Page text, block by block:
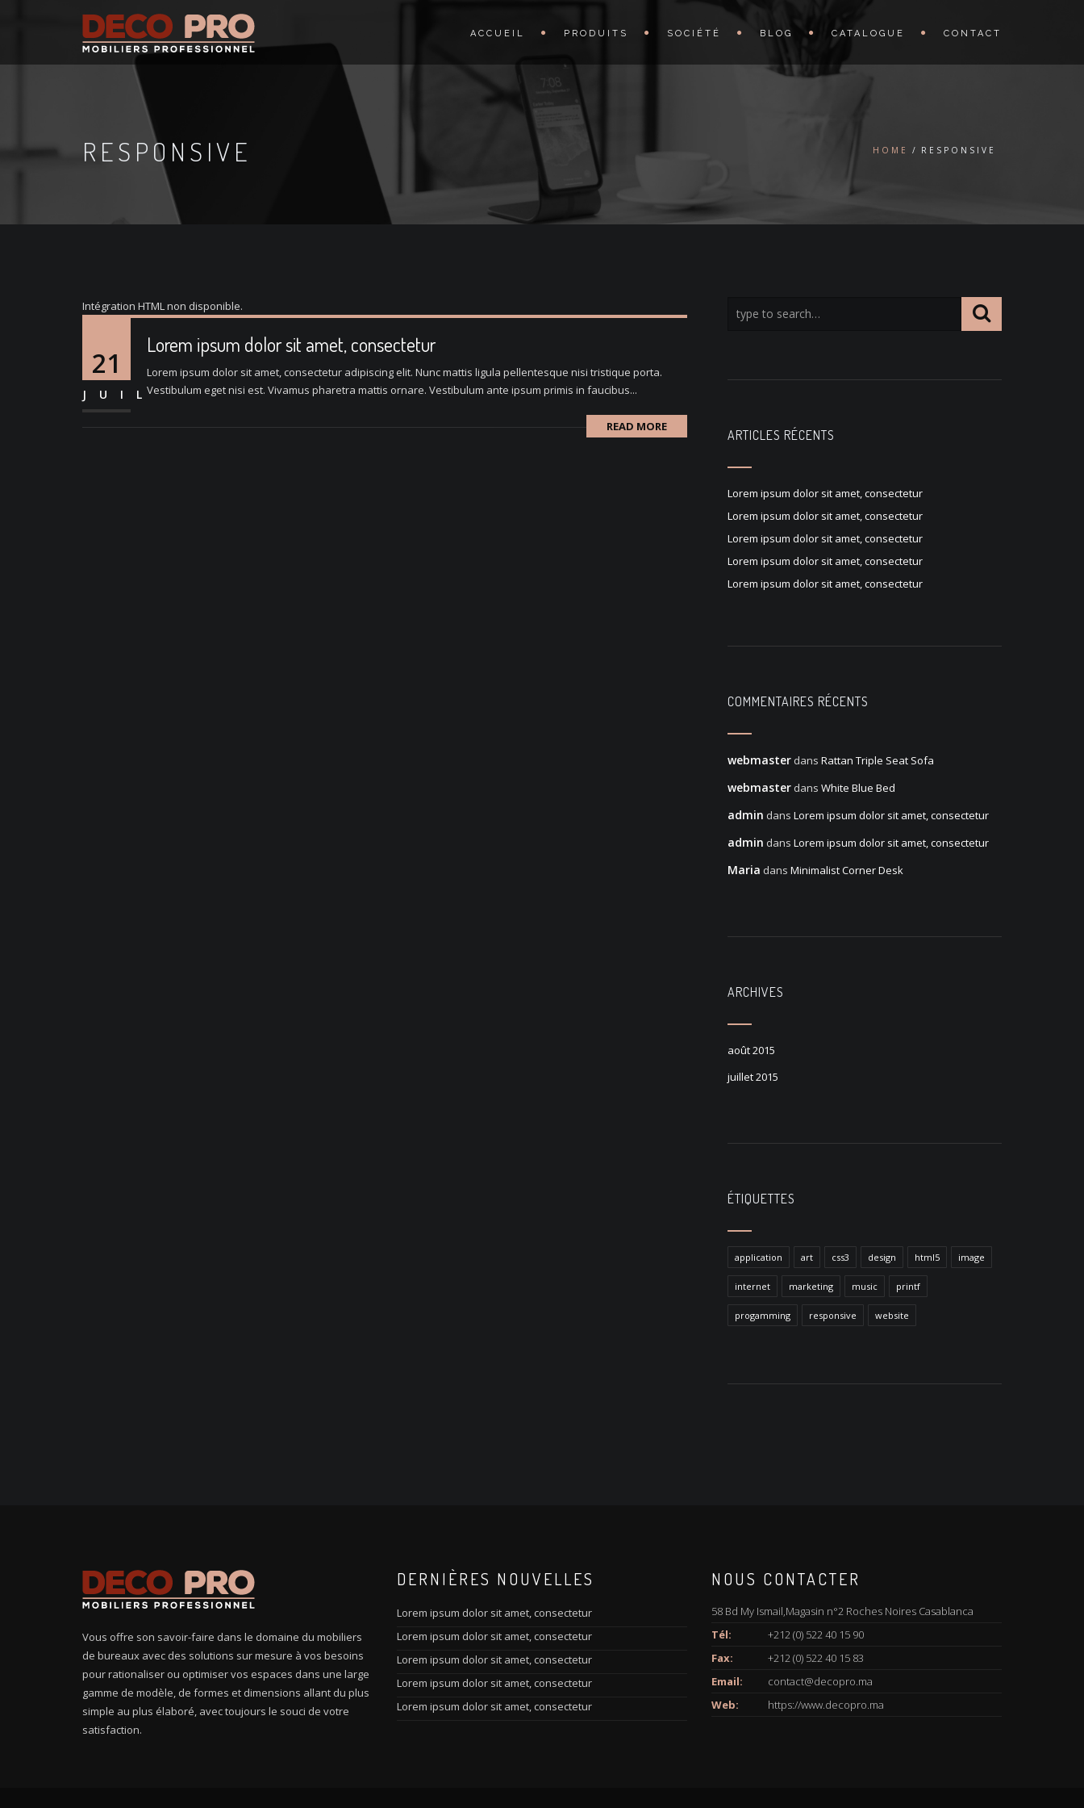
ACCUEIL PRODUITS SOCIÉTÉ BLOG CATALOGUE CONTACT
RESPONSIVE HOME RESPONSIVE
Intégration HTML non disponible.
21
JUIL
Lorem ipsum dolor sit amet, consectetur
Lorem ipsum dolor sit amet, consectetur adipiscing elit. Nunc mattis ligula pellentesque nisi tristique porta.
Vestibulum eget nisi est. Vivamus pharetra mattis ornare. Vestibulum ante ipsum primis in faucibus...
READ MORE
ARTICLES RÉCENTS
Lorem ipsum dolor sit amet, consectetur
Lorem ipsum dolor sit amet, consectetur
Lorem ipsum dolor sit amet, consectetur
Lorem ipsum dolor sit amet, consectetur
Lorem ipsum dolor sit amet, consectetur
COMMENTAIRES RÉCENTS
webmaster dans Rattan Triple Seat Sofa
webmaster dans White Blue Bed
admin dans Lorem ipsum dolor sit amet, consectetur
admin dans Lorem ipsum dolor sit amet, consectetur
Maria dans Minimalist Corner Desk
ARCHIVES
août 2015
juillet 2015
ÉTIQUETTES
application art css3 design html5 image
internet marketing music printf
progamming responsive website
Vous offre son savoir-faire dans le domaine du mobiliers
de bureaux avec des solutions sur mesure à vos besoins
pour rationaliser ou optimiser vos espaces dans une large
gamme de modèle, de formes et dimensions allant du plus
simple au plus élaboré, avec toujours le souci de votre
satisfaction.
DERNIÈRES NOUVELLES
Lorem ipsum dolor sit amet, consectetur
Lorem ipsum dolor sit amet, consectetur
Lorem ipsum dolor sit amet, consectetur
Lorem ipsum dolor sit amet, consectetur
Lorem ipsum dolor sit amet, consectetur
NOUS CONTACTER
58 Bd My Ismail,Magasin n°2 Roches Noires Casablanca
Tél:
+212 (0) 522 40 15 90
Fax:
+212 (0) 522 40 15 83
Email:
contact@decopro.ma
Web:
https://www.decopro.ma